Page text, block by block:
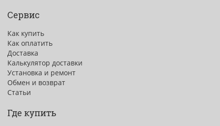
Сервис
Как купить
Как оплатить
Доставка
Калькулятор доставки
Установка и ремонт
Обмен и возврат
Статьи
Где купить